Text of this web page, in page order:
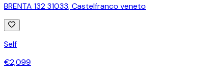
BRENTA 132 31033,Castelfranco veneto
Self
€2,099